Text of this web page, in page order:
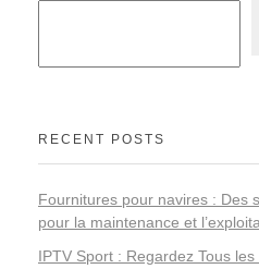
RECENT POSTS
Fournitures pour navires : Des
pour la maintenance et
IPTV Sport : Regardez Tous